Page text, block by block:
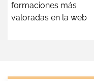
formaciones más
valoradas en la web